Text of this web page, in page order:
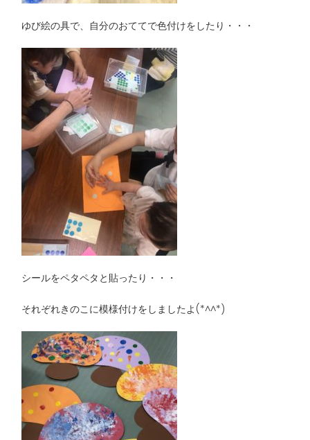
ゆび絵の具で、自分のおててで色付けをしたり・・・
シールをペタペタと貼ったり・・・
それぞれきのこに模様付けをしましたよ(*^^*)